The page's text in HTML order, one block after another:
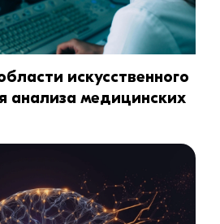
искусственного
анализа медицинских